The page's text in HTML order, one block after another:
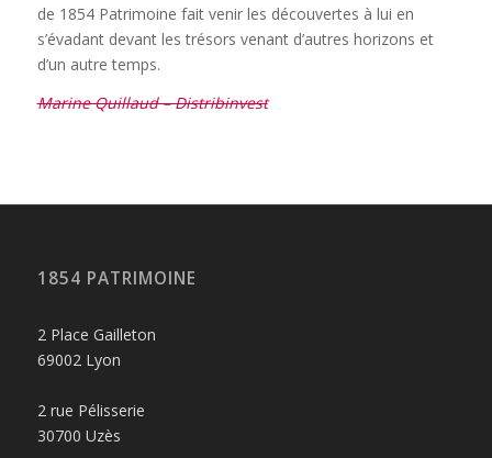
de 1854 Patrimoine fait venir les découvertes à lui en
s’évadant devant les trésors venant d’autres horizons et
d’un autre temps.
Marine Quillaud – Distribinvest
1854 PATRIMOINE
2 Place Gailleton
69002 Lyon
2 rue Pélisserie
30700 Uzès